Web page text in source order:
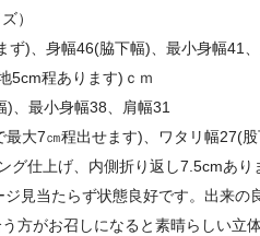
）
ず)、身幅46(脇下幅)、最小身幅41
5cm程あります)ｃｍ
)、最小身幅38、肩幅31
大7㎝程出せます)、ワタリ幅27(
グ仕上げ、内側折り返し7.5cmあり
見当たらず状態良好です。出来の
方がお召しになると素晴らしい立